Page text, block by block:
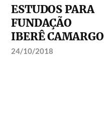
ESTUDOS PARA
FUNDAÇÃO
IBERÊ CAMARGO
24/10/2018